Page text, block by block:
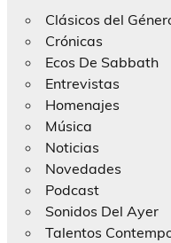
Clásicos del
Crónicas
Ecos De Sabbath
Entrevistas
Homenajes
Música
Noticias
Novedades
Podcast
Sonidos Del Ayer
Talentos